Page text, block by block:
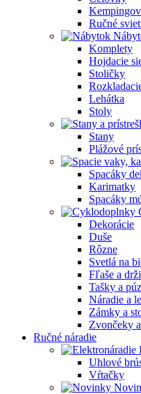
Ručné
Komplety
Hojdacie
Stoličky
Lehátka
Stoly
Stany
Plážové
Spacáky
Karimatky
Spacáky
Dekorácie
Duše
Rôzne
Svetlá na
Fľaše a
Tašky a
Náradie a
Zámky a
Zvončeky
Ručné náradie
Uhlové
Vŕtačky